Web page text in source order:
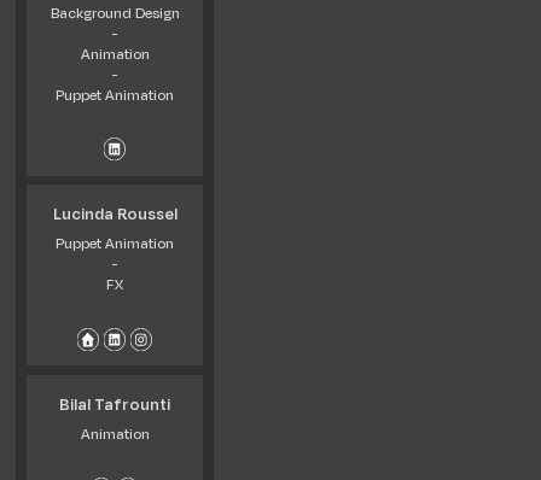
Background Design
-
Animation
-
Puppet Animation
Lucinda Roussel
Puppet Animation
-
FX
Bilal Tafrounti
Animation